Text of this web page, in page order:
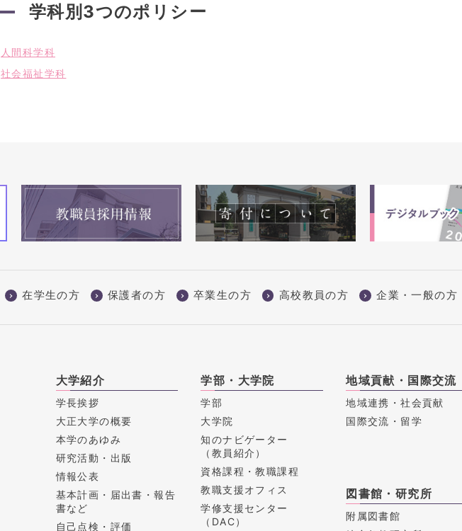
学科別3つのポリシー
人間科学科
社会福祉学科
在学生の方 保護者の方 卒業生の方 高校教員の方 企業・一般の方
大学紹介
学長挨拶
大正大学の概要
本学のあゆみ
研究活動・出版
情報公表
基本計画・届出書・報告
書など
自己点検・評価
学部・大学院
学部
大学院
知のナビゲーター
（教員紹介）
資格課程・教職課程
教職支援オフィス
学修支援センター
（DAC）
地域貢献・国際交流
地域連携・社会貢献
国際交流・留学
図書館・研究所
附属図書館